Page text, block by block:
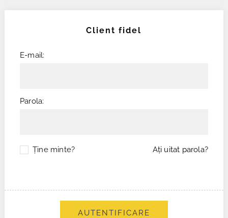
Client fidel
E-mail:
Parola:
Ţine minte? Aţi uitat parola?
AUTENTIFICARE